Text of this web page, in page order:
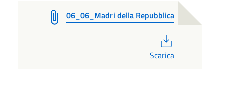
06_06_Madri della Repubblica
Scarica